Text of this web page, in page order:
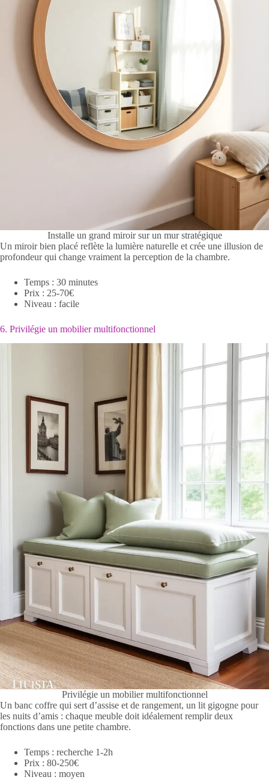
Installe un grand miroir sur un mur stratégique
Un miroir bien placé reflète la lumière naturelle et crée une illusion de
profondeur qui change vraiment la perception de la chambre.
Temps : 30 minutes
Prix : 25-70€
Niveau : facile
6. Privilégie un mobilier multifonctionnel
Privilégie un mobilier multifonctionnel
Un banc coffre qui sert d’assise et de rangement, un lit gigogne pour
les nuits d’amis : chaque meuble doit idéalement remplir deux
fonctions dans une petite chambre.
Temps : recherche 1-2h
Prix : 80-250€
Niveau : moyen